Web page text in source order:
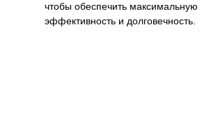
чтобы обеспечить максимальную
эффективность и долговечность.